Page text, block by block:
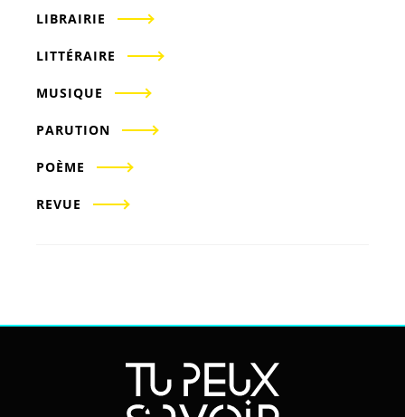
LIBRAIRIE
LITTÉRAIRE
MUSIQUE
PARUTION
POÈME
REVUE